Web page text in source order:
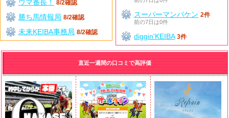
スーパーマンバケン 2件
前の7日は0件
diggin'KEIBA 3件
ウマ番長！ 8/2確認
勝ち馬情報局 8/2確認
未来KEIBA事務局 8/2確認
直近一週間の口コミで高評価